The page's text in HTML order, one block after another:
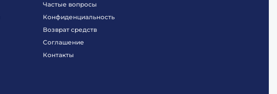
Частые вопросы
Конфиденциальность
Возврат средств
Соглашение
Контакты